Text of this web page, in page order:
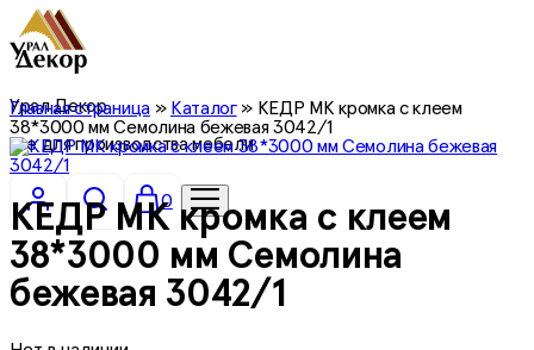
Урал Декор
все для производства мебели
0
Главная страница» Каталог» КЕДР МК кромка с клеем
38*3000 мм Семолина бежевая 3042/1
КЕДР МК кромка с клеем
38*3000 мм Семолина
бежевая 3042/1